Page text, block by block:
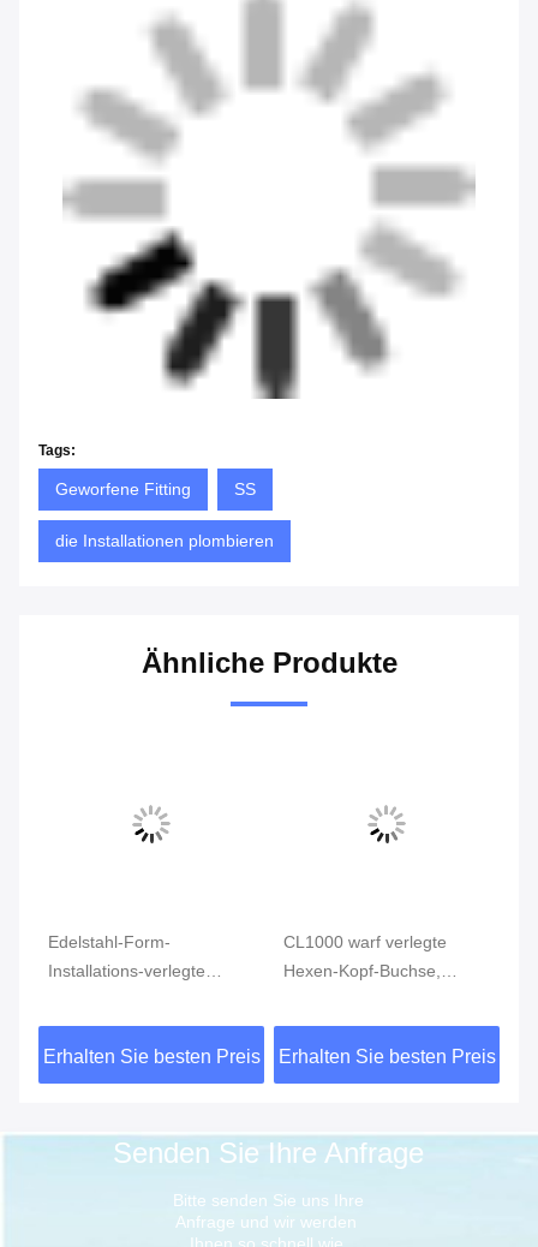
Tags:
Geworfene Fitting SS
die Installationen plombieren
Ähnliche Produkte
Edelstahl-Form-
Installations-verlegte
114 CL150 AISI 304
Erhalten Sie besten Preis
CL1000 warf verlegte
Hexen-Kopf-Buchse,
ASTM A351
Erhalten Sie besten Preis
Senden Sie Ihre Anfrage
Bitte senden Sie uns Ihre
Anfrage und wir werden
Ihnen so schnell wie